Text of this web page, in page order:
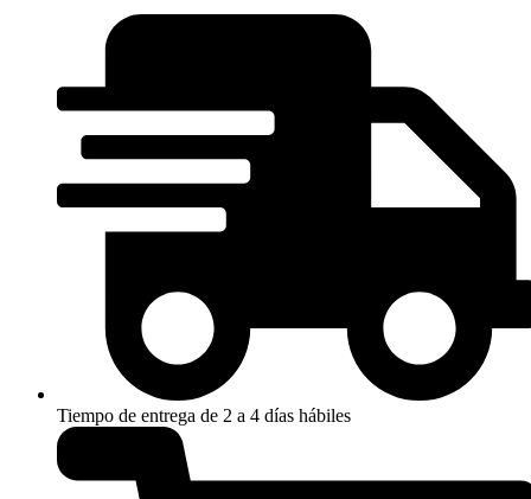
Tiempo de entrega de 2 a 4 días hábiles